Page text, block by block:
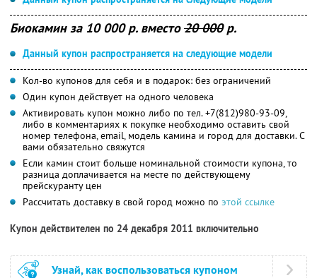
Биокамин за 10 000 р. вместо20 000р.
Данный купон распространяется на следующие модели
Кол-во купонов для себя и в подарок: без ограничений
Один купон действует на одного человека
Активировать купон можно либо по тел. +7(812)980-93-09,
либо в комментариях к покупке необходимо оставить свой
номер телефона, email, модель камина и город для доставки. С
вами обязательно свяжутся
Если камин стоит больше номинальной стоимости купона, то
разница доплачивается на месте по действующему
прейскуранту цен
Рассчитать доставку в свой город можно по этой ссылке
Купон действителен по 24 декабря 2011 включительно
Узнай, как воспользоваться купоном